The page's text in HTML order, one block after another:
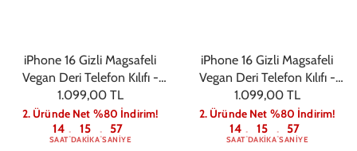
iPhone 16 Gizli Magsafeli
Vegan Deri Telefon Kılıfı -
Kahve
1.099,00 TL
2. Üründe Net %80 İndirim!
14
SAAT: 15
DAKIKA: 56
SANIYE
iPhone 16 Gizli Magsafeli
Vegan Deri Telefon Kılıfı -
Lacivert
1.099,00 TL
2. Üründe Net %80 İndirim!
14
SAAT: 15
DAKIKA: 56
SANIYE